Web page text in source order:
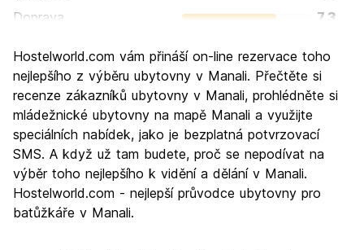
Doprava
7.3
Kultura
8.7
Noční život
6.0
Hodnota za peníze
Hostelworld.com vám přináší on-line rezervace toho
nejlepšího z výběru ubytovny v Manali. Přečtěte si
recenze zákazníků ubytovny v Manali, prohlédněte si
mládežnické ubytovny na mapě Manali a využijte
speciálních nabídek, jako je bezplatná potvrzovací
SMS. A když už tam budete, proč se nepodívat na
výběr toho nejlepšího k vidění a dělání v Manali.
Hostelworld.com - nejlepší průvodce ubytovny pro
batůžkáře v Manali.